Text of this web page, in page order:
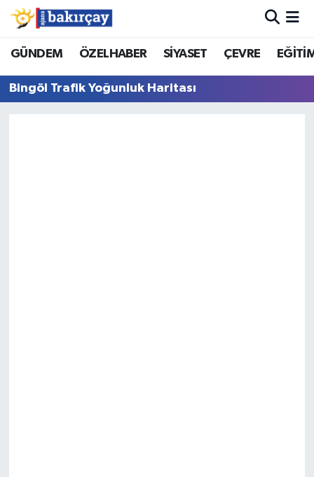
GÜNDEM ÖZELHABER SİYASET ÇEVRE
Bingöl Trafik Yoğunluk Haritası
İzmir Nöbetçi Eczaneler
İzmir Hava Durumu